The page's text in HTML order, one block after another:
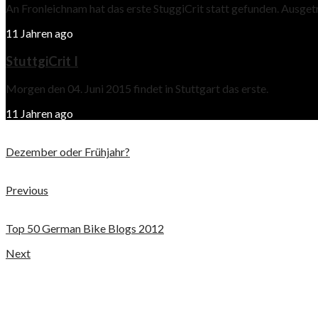
An Fronleichnam hat das erste StuggiCrit statt gefunden.
11 Jahren ago
StuttgiCrit I
Morgen den 04. Juni 2015 findet in Stuttgart das erste.
11 Jahren ago
Dezember oder Frühjahr?
Previous
Top 50 German Bike Blogs 2012
Next